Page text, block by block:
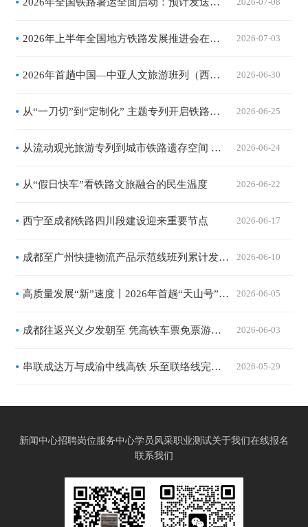
2026年上半年全国地方铁路发展推进会在西安召开：地方铁路营业里程突破2.7万公里，服务区域经济一体化提速 2026-07-03
2026年首趟中国—中亚人文旅游班列（西安—阿拉木图）开行 2026-06-30
从“一刀切”到“定制化” 主题专列开启铁路客运“精耕时代” 2026-06-25
从流动观光旅游专列到城市铁路遗存空间 列车完成业态“换轨”拓宽消费场景 2026-06-24
从“假日快车”看铁路文旅融合的民生温度 2026-06-22
西宁至成都铁路四川段建设迎来重要节点 2026-06-17
成都至广州快捷物流产品示范线班列累计发运量破百列 2026-06-10
高质量发展“新”速度丨2026年首趟“天山号”旅游专列启程 2026-06-05
成都往返兴义夕发朝至 凭高铁车票免票游景区 2026-06-03
串联成达万与成渝中线高铁 乐至联络线完成架梁 2026-05-29
新闻中心招聘岗位服务中心学员风采职业测试关于我们在线报名
联系我们